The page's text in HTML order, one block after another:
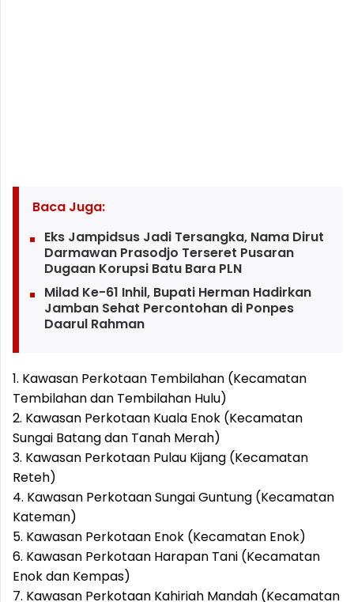
Baca Juga:
Eks Jampidsus Jadi Tersangka, Nama Dirut
Darmawan Prasodjo Terseret Pusaran
Dugaan Korupsi Batu Bara PLN
Milad Ke-61 Inhil, Bupati Herman Hadirkan
Jamban Sehat Percontohan di Ponpes
Daarul Rahman
1. Kawasan Perkotaan Tembilahan (Kecamatan
Tembilahan dan Tembilahan Hulu)
2. Kawasan Perkotaan Kuala Enok (Kecamatan
Sungai Batang dan Tanah Merah)
3. Kawasan Perkotaan Pulau Kijang (Kecamatan
Reteh)
4. Kawasan Perkotaan Sungai Guntung (Kecamatan
Kateman)
5. Kawasan Perkotaan Enok (Kecamatan Enok)
6. Kawasan Perkotaan Harapan Tani (Kecamatan
Enok dan Kempas)
7. Kawasan Perkotaan Kahiriah Mandah (Kecamatan